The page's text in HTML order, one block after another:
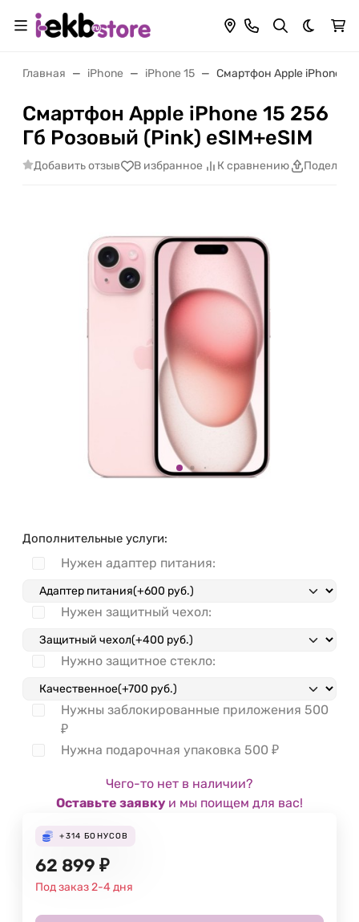
Темная
Главная iPhone iPhone 15 Смартфон Apple iPhone 15
Смартфон Apple iPhone 15 256
Гб Розовый (Pink) eSIM+eSIM
Добавить отзыв В избранное К сравнению
Дополнительные услуги:
Нужен адаптер питания:
Нужен защитный чехол:
Нужно защитное стекло:
Нужны заблокированные приложения 500
₽
Нужна подарочная упаковка 500 ₽
Чего-то нет в наличии?
Оставьте заявку и мы поищем для вас!
+314 БОНУСОВ
62 899 ₽
Под заказ 2-4 дня